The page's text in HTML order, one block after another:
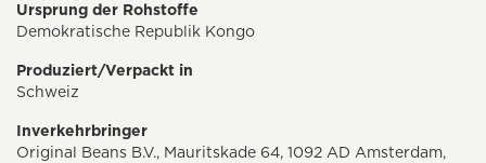
Ursprung der Rohstoffe
Demokratische Republik Kongo
Produziert/Verpackt in
Schweiz
Inverkehrbringer
Original Beans B.V., Mauritskade 64, 1092 AD Amsterdam,